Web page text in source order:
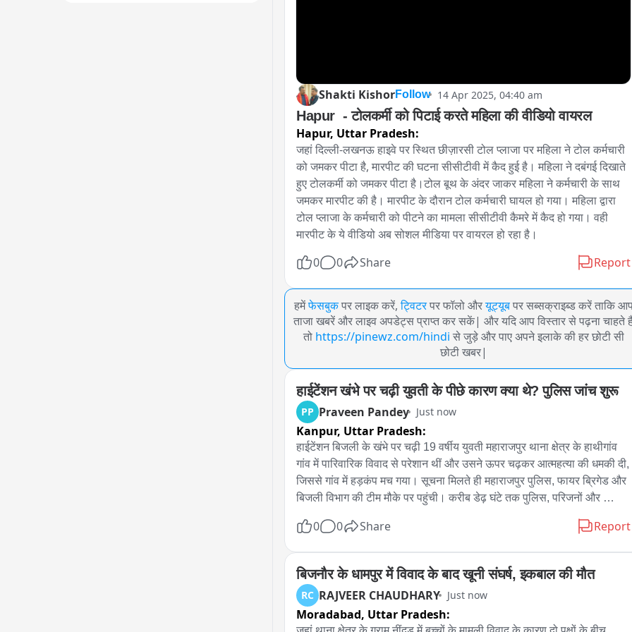
Shakti KishorFollow 14 Apr 2025, 04:40 am
Hapur  - टोलकर्मी को पिटाई करते महिला की वीडियो वायरल
Hapur, Uttar Pradesh:
जहां दिल्ली-लखनऊ हाइवे पर स्थित छीज़ारसी टोल प्लाजा पर महिला ने टोल कर्मचारी
को जमकर पीटा है, मारपीट की घटना सीसीटीवी में कैद हुई है। महिला ने दबंगई दिखाते
हुए टोलकर्मी को जमकर पीटा है।टोल बूथ के अंदर जाकर महिला ने कर्मचारी के साथ
जमकर मारपीट की है। मारपीट के दौरान टोल कर्मचारी घायल हो गया। महिला द्वारा
टोल प्लाजा के कर्मचारी को पीटने का मामला सीसीटीवी कैमरे में कैद हो गया। वही
मारपीट के ये वीडियो अब सोशल मीडिया पर वायरल हो रहा है।
0
0 Share Report
हमेंफेसबुक पर लाइक करें, ट्विटर पर फॉलो औरयूट्यूब पर सब्सक्राइब्ड करें ताकि
ताजा खबरें और लाइव अपडेट्स प्राप्त कर सकें| और यदि आप विस्तार से पढ़ना चाहते
तो https://pinewz.com/hindi से जुड़े और पाए अपने इलाके की हर छोटी सी
छोटी खबर|
हाईटेंशन खंभे पर चढ़ी युवती के पीछे कारण क्या थे? पुलिस जांच शुरू
PP Praveen Pandey Just now
Kanpur, Uttar Pradesh:
हाईटेंशन बिजली के खंभे पर चढ़ी 19 वर्षीय युवती महाराजपुर थाना क्षेत्र के हाथीगांव
गांव में पारिवारिक विवाद से परेशान थीं और उसने ऊपर चढ़कर आत्महत्या की धमकी दी,
जिससे गांव में हड़कंप मच गया। सूचना मिलते ही महाराजपुर पुलिस, फायर ब्रिगेड और
बिजली विभाग की टीम मौके पर पहुंची। करीब डेढ़ घंटे तक पुलिस, परिजनों और
उतर आई। परिजनों का आरोप है कि बंटवारे के विवाद में चाचा और उनके बेटों ने युवती
इसी से आहत होकर युवती ने यह कदम उठाया। फिलहाल पुलिस पूरे मामले की जांच
कर रही है।
0 0 Share Report
बिजनौर के धामपुर में विवाद के बाद खूनी संघर्ष, इकबाल की मौत
RC RAJVEER CHAUDHARY Just now
Moradabad, Uttar Pradesh: